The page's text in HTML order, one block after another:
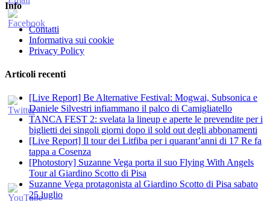
Info
Contatti
Informativa sui cookie
Privacy Policy
Articoli recenti
[Live Report] Be Alternative Festival: Mogwai, Subsonica e
Daniele Silvestri infiammano il palco di Camigliatello
TANCA FEST 2: svelata la lineup e aperte le prevendite per i
biglietti dei singoli giorni dopo il sold out degli abbonamenti
[Live Report] Il tour dei Litfiba per i quarant’anni di 17 Re fa
tappa a Cosenza
[Photostory] Suzanne Vega porta il suo Flying With Angels
Tour al Giardino Scotto di Pisa
Suzanne Vega protagonista al Giardino Scotto di Pisa sabato
25 luglio